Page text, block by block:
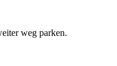
weg parken.